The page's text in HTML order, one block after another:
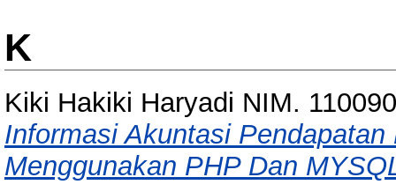
K
Kiki Hakiki Haryadi NIM.
Informasi Akuntasi
Menggunakan PHP Dan